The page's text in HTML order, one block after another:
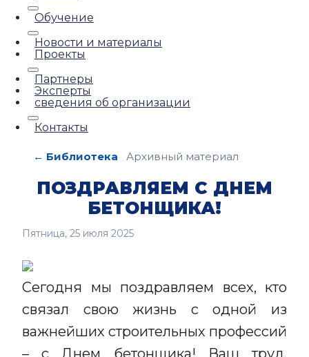
Обучение
Новости и материалы
Проекты
Партнеры
Эксперты
сведения об организации
Контакты
← Библиотека Архивный материал
ПОЗДРАВЛЯЕМ С ДНЕМ
БЕТОНЩИКА!
Пятница, 25 июля 2025
Сегодня мы поздравляем всех, кто
связал свою жизнь с одной из
важнейших строительных профессий
– с Днем бетонщика! Ваш труд,